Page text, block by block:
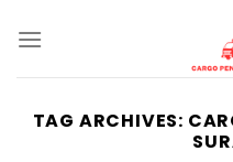
TAG ARCHIVES: